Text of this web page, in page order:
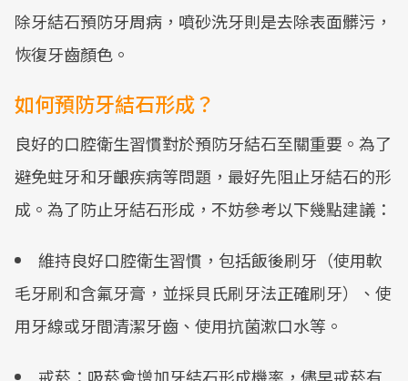
除牙結石預防牙周病，噴砂洗牙則是去除表面髒污，
恢復牙齒顏色。
如何預防牙結石形成？
良好的口腔衛生習慣對於預防牙結石至關重要。為了
避免蛀牙和牙齦疾病等問題，最好先阻止牙結石的形
成。為了防止牙結石形成，不妨參考以下幾點建議：
維持良好口腔衛生習慣，包括飯後刷牙（使用軟
毛牙刷和含氟牙膏，並採貝氏刷牙法正確刷牙）、使
用牙線或牙間清潔牙齒、使用抗菌漱口水等。